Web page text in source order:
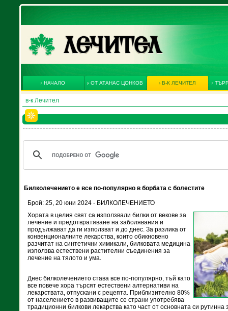
НАЧАЛО ОТ АТАНАС ЦОНКОВ В-К ЛЕЧИТЕЛ
в-к Лечител
Билколечението е все по-популярно в борбата с болестите
Брой: 25, 20 юни 2024 - БИЛКОЛЕЧЕНИЕТО
Хората в целия свят са използвали билки от векове за
лечение и предотвратяване на заболявания и
продължават да ги използват и до днес. За разлика от
конвенционалните лекарства, които обикновено
разчитат на синтетични химикали, билковата медицина
използва естествени растителни съединения за
лечение на тялото и ума.
Днес билколечението става все по-популярно, тъй като
все повече хора търсят естествени алтернативи на
лекарствата, отпускани с рецепта. Приблизително 80%
от населението в развиващите се страни употребява
традиционни билкови лекарства като част от основната си рутинна